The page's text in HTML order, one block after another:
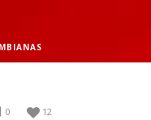
12
0